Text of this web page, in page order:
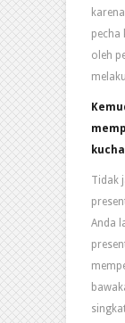
pecha
oleh
Tidak
Anda